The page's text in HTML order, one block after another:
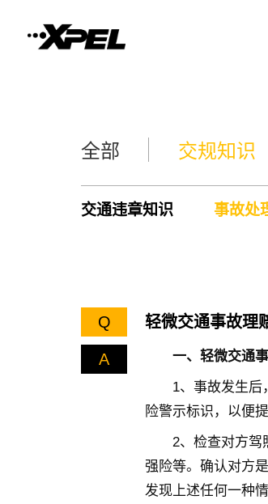
全部 交规知识
交通违章知识 事故处
Q 轻微交通事故理
A
一、轻微交通
1、事故发生后
险警示标识，以便
2、检查对方驾
强险等。确认对方
发现上述任何一种